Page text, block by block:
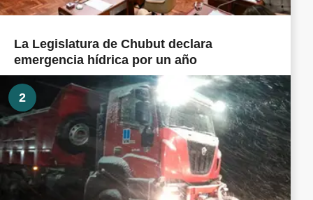
La Legislatura de Chubut declara
emergencia hídrica por un año
2